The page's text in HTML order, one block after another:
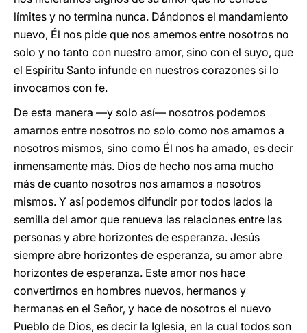
límites y no termina nunca. Dándonos el mandamiento
nuevo, Él nos pide que nos amemos entre nosotros no
solo y no tanto con nuestro amor, sino con el suyo, que
el Espíritu Santo infunde en nuestros corazones si lo
invocamos con fe.
De esta manera —y solo así— nosotros podemos
amarnos entre nosotros no solo como nos amamos a
nosotros mismos, sino como Él nos ha amado, es decir
inmensamente más. Dios de hecho nos ama mucho
más de cuanto nosotros nos amamos a nosotros
mismos. Y así podemos difundir por todos lados la
semilla del amor que renueva las relaciones entre las
personas y abre horizontes de esperanza. Jesús
siempre abre horizontes de esperanza, su amor abre
horizontes de esperanza. Este amor nos hace
convertirnos en hombres nuevos, hermanos y
hermanas en el Señor, y hace de nosotros el nuevo
Pueblo de Dios, es decir la Iglesia, en la cual todos son